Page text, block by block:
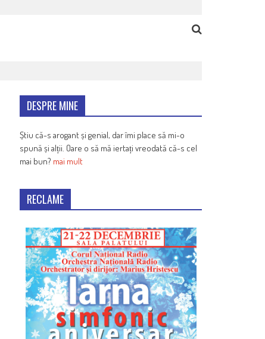
DESPRE MINE
Știu că-s arogant și genial, dar îmi place să mi-o
spună și alții. Oare o să mă iertați vreodată că-s cel
mai bun? mai mult
RECLAME